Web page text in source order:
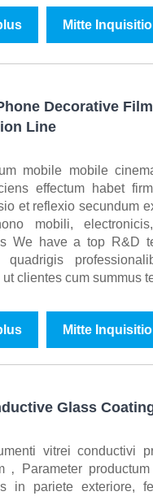
Mitte
Decorative
Line
mobile mobile
effectum habet
et reflexio secundum
mobili,
We have a top R&D
quadrigis
clientes cum summus
Mitte
Glass
vitrei conductivi
‚ Parameter
in pariete exteriore,